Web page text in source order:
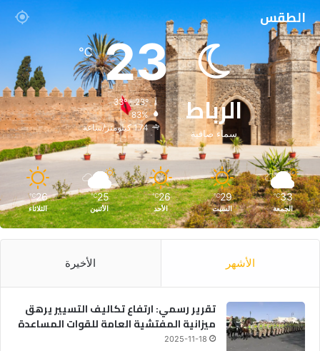
الطقس
الرباط
سماء صافية
23
℃
33º - 23º
83%
1.74 كيلومتر/ساعة
33
℃
الجمعة
29
℃
السبت
26
℃
الأحد
25
℃
الأثنين
26
℃
الثلاثاء
الأشهر الأخيرة
تقرير رسمي: ارتفاع تكاليف التسيير يرهق
ميزانية المفتشية العامة للقوات المساعدة
2025-11-18